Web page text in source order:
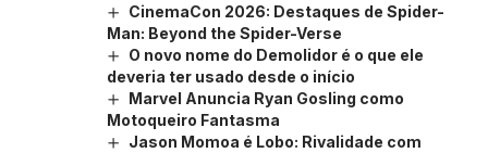
CinemaCon 2026: Destaques de Spider-
Man: Beyond the Spider-Verse
O novo nome do Demolidor é o que ele
deveria ter usado desde o início
Marvel Anuncia Ryan Gosling como
Motoqueiro Fantasma
Jason Momoa é Lobo: Rivalidade com